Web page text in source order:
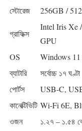
স্টোরেজ
256GB /
গ্রাফিক্স
Intel Iris Xe
GPU
OS
Windows
ব্যাটারি
সর্বোচ্চ ১৭ ঘণ্টা
পোর্টস
USB-C,
কানেক্টিভিটি Wi-Fi 6E,
ওজন
১.২৭ – ১.৫৪